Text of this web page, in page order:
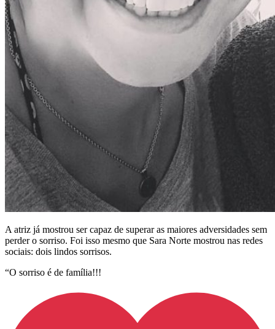
A atriz já mostrou ser capaz de superar as maiores adversidades sem
perder o sorriso. Foi isso mesmo que Sara Norte mostrou nas redes
sociais: dois lindos sorrisos.
“O sorriso é de família!!!